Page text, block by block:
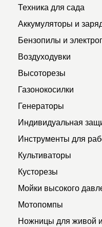
Техника для сада
Аккумуляторы и
Бензопилы и
Воздуходувки
Высоторезы
Газонокосилки
Генераторы
Индивидуальная
Инструменты для
Культиваторы
Кусторезы
Мойки высокого
Мотопомпы
Ножницы для живой